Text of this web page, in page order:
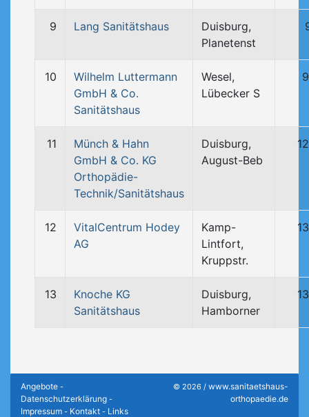
9 Lang Sanitätshaus
Duisburg,
Planetenst
10
Wilhelm Luttermann
GmbH & Co.
Sanitätshaus
Wesel,
Lübecker S
11
Münch & Hahn
GmbH & Co. KG
Orthopädie-
Technik/Sanitätshaus
Duisburg,
August-Beb
12
VitalCentrum Hodey
AG
Kamp-
Lintfort,
Kruppstr.
13
Knoche KG
Sanitätshaus
Duisburg,
Hamborner
Angebote -
Datenschutzerklärung -
Impressum - Kontakt - Links
© 2026 / www.sanitaetshaus-
orthopaedie.de